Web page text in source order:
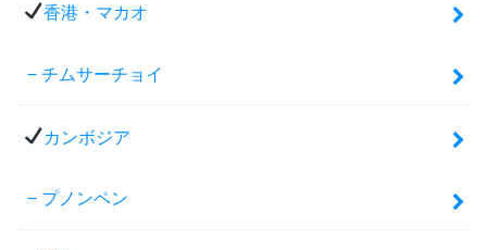
香港・マカオ
チムサーチョイ
カンボジア
プノンペン